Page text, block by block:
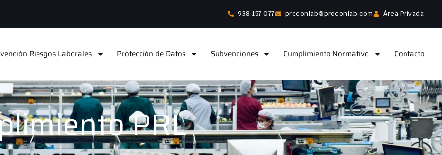
938 157 077 preconlab@preconlab.com Área Privada
Riesgos Laborales Protección de Datos Subvenciones Cumplimiento Normativo Contacto
PRL